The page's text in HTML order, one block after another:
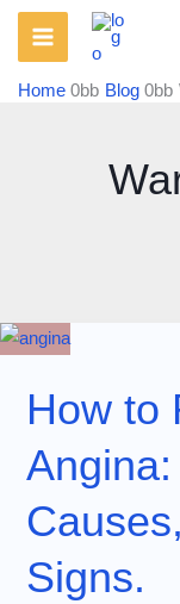
Skip
Home Blog
How to
Signs.